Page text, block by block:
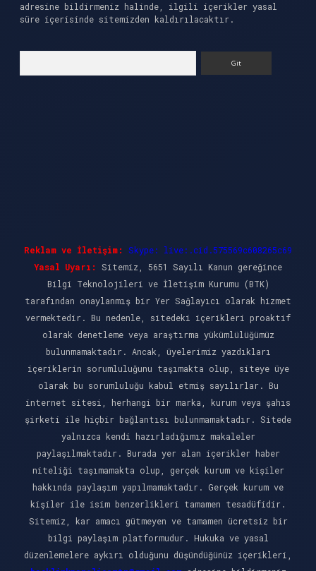
adresine bildirmeniz halinde, ilgili içerikler yasal
süre içerisinde sitemizden kaldırılacaktır.
Reklam ve İletişim:
Skype: live:.cid.575569c608265c69
Yasal Uyarı:
Sitemiz, 5651 Sayılı Kanun gereğince
Bilgi Teknolojileri ve İletişim Kurumu (BTK)
tarafından onaylanmış bir Yer Sağlayıcı olarak hizmet
vermektedir. Bu nedenle, sitedeki içerikleri proaktif
olarak denetleme veya araştırma yükümlülüğümüz
bulunmamaktadır. Ancak, üyelerimiz yazdıkları
içeriklerin sorumluluğunu taşımakta olup, siteye üye
olarak bu sorumluluğu kabul etmiş sayılırlar. Bu
internet sitesi, herhangi bir marka, kurum veya şahıs
şirketi ile hiçbir bağlantısı bulunmamaktadır. Sitede
yalnızca kendi hazırladığımız makaleler
paylaşılmaktadır. Burada yer alan içerikler haber
niteliği taşımamakta olup, gerçek kurum ve kişiler
hakkında paylaşım yapılmamaktadır. Gerçek kurum ve
kişiler ile isim benzerlikleri tamamen tesadüfidir.
Sitemiz, kar amacı gütmeyen ve tamamen ücretsiz bir
bilgi paylaşım platformudur. Hukuka ve yasal
düzenlemelere aykırı olduğunu düşündüğünüz içerikleri,